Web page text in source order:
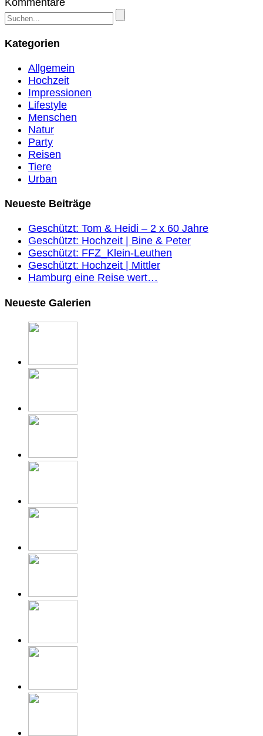
Kommentare
Kategorien
Allgemein
Hochzeit
Impressionen
Lifestyle
Menschen
Natur
Party
Reisen
Tiere
Urban
Neueste Beiträge
Geschützt: Tom & Heidi – 2 x 60 Jahre
Geschützt: Hochzeit | Bine & Peter
Geschützt: FFZ_Klein-Leuthen
Geschützt: Hochzeit | Mittler
Hamburg eine Reise wert…
Neueste Galerien